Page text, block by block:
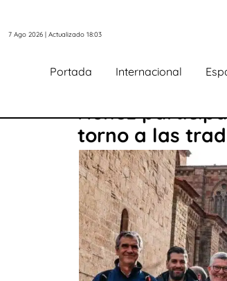
7 Ago 2026 | Actualizado 18:03
Portada Internacional
Núñez
torno a las